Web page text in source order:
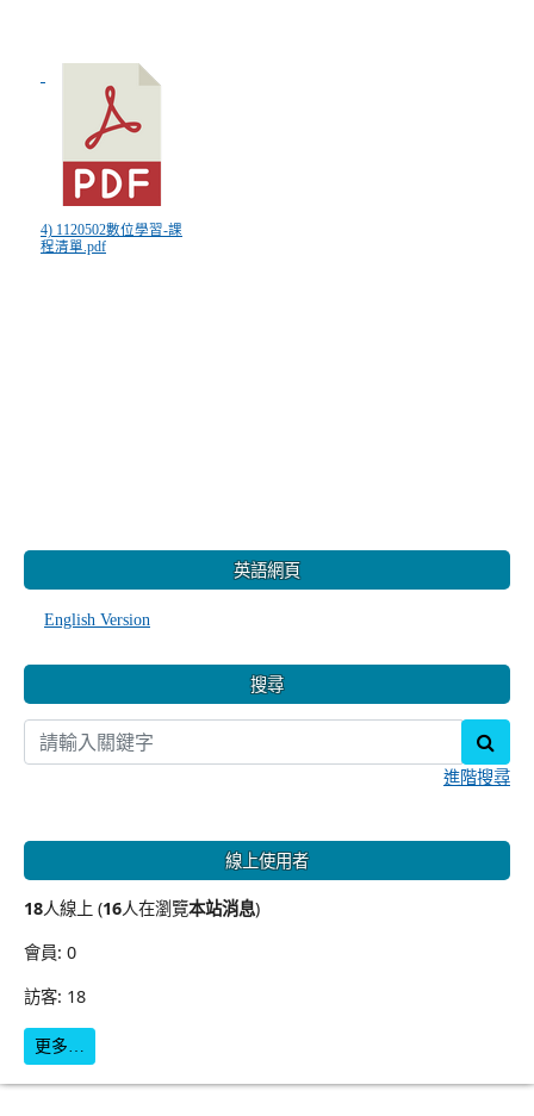
4) 1120502數位學習-課
程清單.pdf
英語網頁
English Version
搜尋
進階搜尋
線上使用者
18人線上 (16人在瀏覽本站消息)
會員: 0
訪客: 18
更多…